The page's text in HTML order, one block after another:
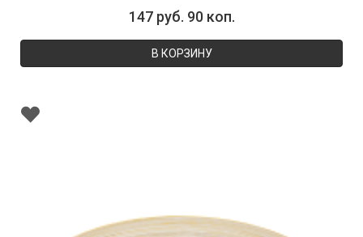
147 руб. 90 коп.
В КОРЗИНУ